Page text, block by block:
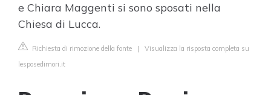
e Chiara Maggenti si sono sposati nella
Chiesa di Lucca.
Richiesta di rimozione della fonte | Visualizza la risposta completa su
lesposedimori.it